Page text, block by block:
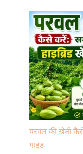
परवल की खेती
गाइड